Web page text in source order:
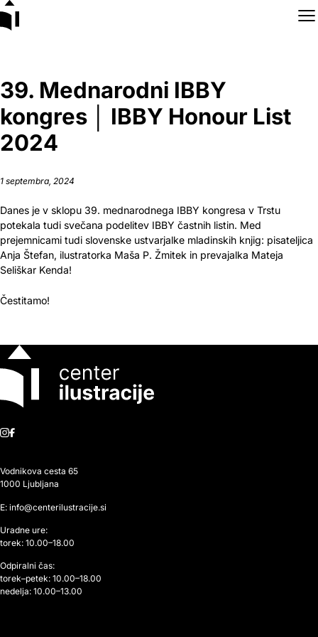
Skip to content
39. Mednarodni IBBY
kongres │ IBBY Honour List
2024
1 septembra, 2024
Danes je v sklopu 39. mednarodnega IBBY kongresa v Trstu
potekala tudi svečana podelitev IBBY častnih listin. Med
prejemnicami tudi slovenske ustvarjalke mladinskih knjig: pisateljica
Anja Štefan, ilustratorka Maša P. Žmitek in prevajalka Mateja
Seliškar Kenda!
Čestitamo!
Instagram
Facebook
Vodnikova cesta 65
1000 Ljubljana
E: info@centerilustracije.si
Uradne ure:
torek: 10.00–18.00
Odpiralni čas:
torek–petek: 10.00–18.00
nedelja: 10.00–13.00